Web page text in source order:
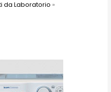
da Laboratorio »